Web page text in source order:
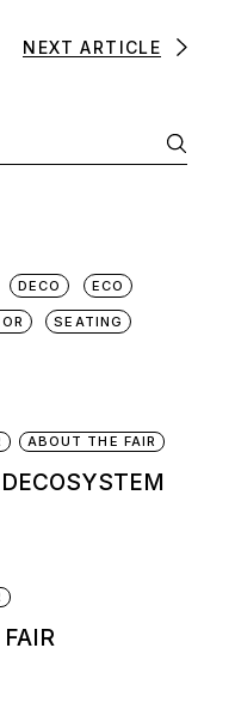
NEXT ARTICLE
DECO ECO
SEATING
ABOUT THE FAIR